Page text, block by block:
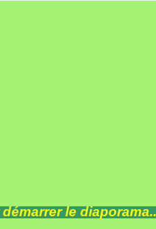
le